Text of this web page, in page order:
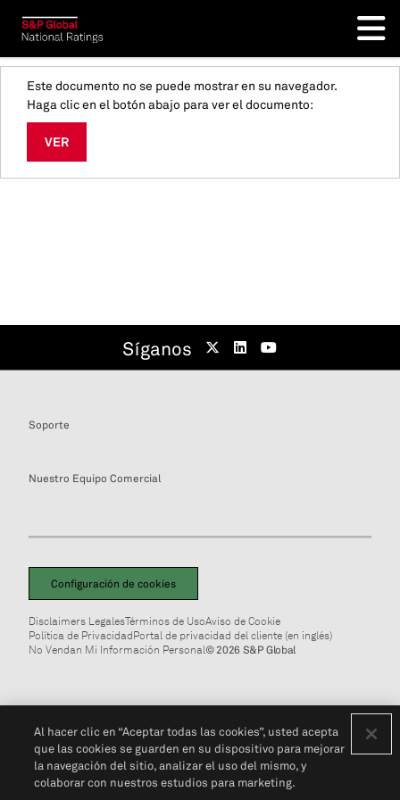
Este documento no se puede mostrar en su navegador.
Haga clic en el botón abajo para ver el documento:
VER
Síganos
Soporte
Nuestro Equipo Comercial
Configuración de cookies
Disclaimers LegalesTérminos de UsoAviso de Cookie
Política de PrivacidadPortal de privacidad del cliente (en inglés)
No Vendan Mi Información Personal© 2026 S&P Global
Al hacer clic en “Aceptar todas las cookies”, usted acepta
que las cookies se guarden en su dispositivo para mejorar
la navegación del sitio, analizar el uso del mismo, y
colaborar con nuestros estudios para marketing.